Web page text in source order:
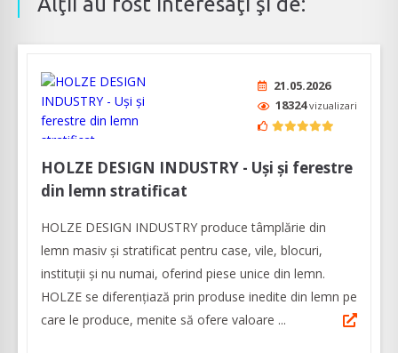
21.05.2026
18324vizualizari
HOLZE DESIGN INDUSTRY - Uși și ferestre
din lemn stratificat
HOLZE DESIGN INDUSTRY produce tâmplărie din
lemn masiv și stratificat pentru case, vile, blocuri,
instituții și nu numai, oferind piese unice din lemn.
HOLZE se diferențiază prin produse inedite din lemn pe
care le produce, menite să ofere valoare ...